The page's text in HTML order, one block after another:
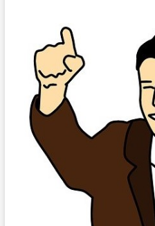
wyższości
protestantyzmu
katolicyzmem